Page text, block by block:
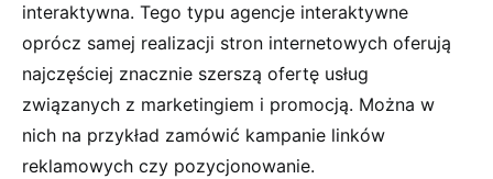
interaktywna. Tego typu agencje interaktywne
oprócz samej realizacji stron internetowych oferują
najczęściej znacznie szerszą ofertę usług
związanych z marketingiem i promocją. Można w
nich na przykład zamówić kampanie linków
reklamowych czy pozycjonowanie.